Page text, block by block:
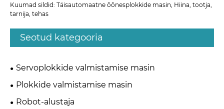
Kuumad sildid: Täisautomaatne õõnesplokkide masin, Hiina, tootja,
tarnija, tehas
Seotud kategooria
Servoplokkide valmistamise masin
Plokkide valmistamise masin
Robot-alustaja